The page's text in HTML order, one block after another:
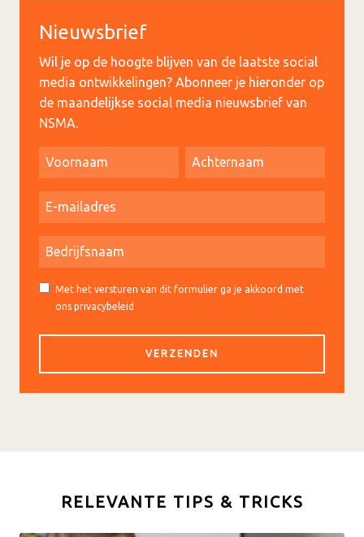
Nieuwsbrief
Wil je op de hoogte blijven van de laatste social
media ontwikkelingen? Abonneer je hieronder op
de maandelijkse social media nieuwsbrief van
NSMA.
Met het versturen van dit formulier ga je akkoord met
ons privacybeleid
RELEVANTE TIPS & TRICKS